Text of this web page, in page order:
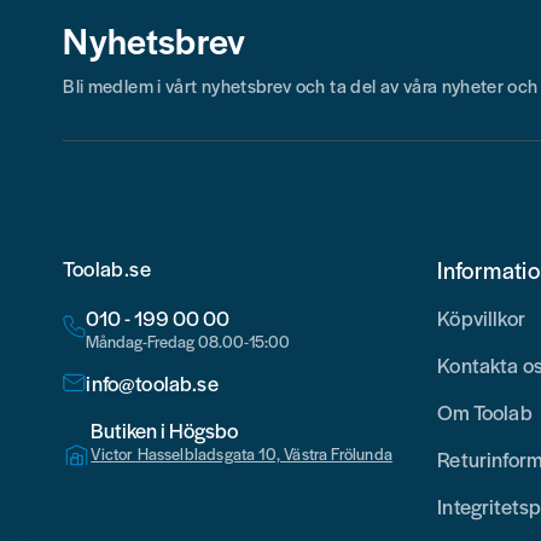
Nyhetsbrev
Bli medlem i vårt nyhetsbrev och ta del av våra nyheter
Toolab.se
010 - 199 00 00
Måndag-Fredag 08.00-15:00
info@toolab.se
Butiken i Högsbo
Victor Hasselbladsgata 10, Västra Frölunda
Köpvillkor
Kontakta
Om Toolab